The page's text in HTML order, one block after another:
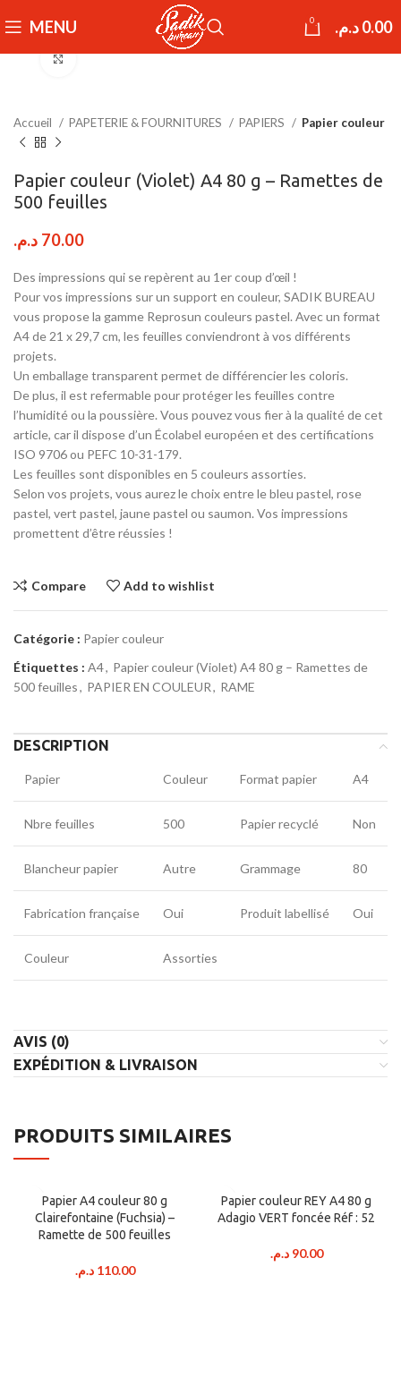
MENU 0 0.00د.م.
Accueil PAPETERIE & FOURNITURES PAPIERS Papier couleur
Papier couleur (Violet) A4 80 g – Ramettes de
500 feuilles
70.00 د.م.
Des impressions qui se repèrent au 1er coup d’œil !
Pour vos impressions sur un support en couleur, SADIK BUREAU
vous propose la gamme Reprosun couleurs pastel. Avec un format
A4 de 21 x 29,7 cm, les feuilles conviendront à vos différents
projets.
Un emballage transparent permet de différencier les coloris.
De plus, il est refermable pour protéger les feuilles contre
l’humidité ou la poussière. Vous pouvez vous fier à la qualité de cet
article, car il dispose d’un Écolabel européen et des certifications
ISO 9706 ou PEFC 10-31-179.
Les feuilles sont disponibles en 5 couleurs assorties.
Selon vos projets, vous aurez le choix entre le bleu pastel, rose
pastel, vert pastel, jaune pastel ou saumon. Vos impressions
promettent d’être réussies !
Compare Add to wishlist
Catégorie : Papier couleur
Étiquettes : A4, Papier couleur (Violet) A4 80 g – Ramettes de
500 feuilles, PAPIER EN COULEUR, RAME
DESCRIPTION
Papier Couleur Format papier A4
Nbre feuilles 500 Papier recyclé Non
Blancheur papier Autre Grammage 80
Fabrication française Oui Produit labellisé Oui
Couleur Assorties
AVIS (0)
EXPÉDITION & LIVRAISON
PRODUITS SIMILAIRES
Papier A4 couleur 80 g
Clairefontaine (Fuchsia) –
Ramette de 500 feuilles
110.00 د.م.
Papier couleur REY A4 80 g
Adagio VERT foncée Réf : 52
90.00 د.م.